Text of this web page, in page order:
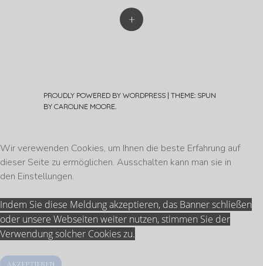
+
PROUDLY POWERED BY WORDPRESS | THEME: SPUN
BY CAROLINE MOORE.
Wir verewenden Cookies, um Ihnen die beste Erfahrung auf
dieser Seite zu ermöglichen. Ausschalten kann man sie in
den Einstellungen.
Indem Sie diese Meldung akzeptieren, das Banner schließen
oder unsere Webseiten weiter nutzen, stimmen Sie der
Verwendung solcher Cookies zu.
AKZEPTIEREN